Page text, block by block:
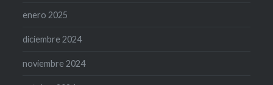
enero 2025
diciembre 2024
noviembre 2024